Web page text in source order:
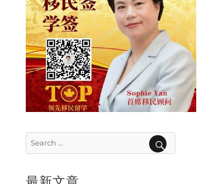
Search
for: